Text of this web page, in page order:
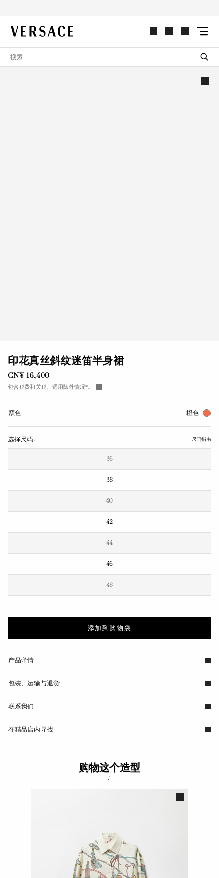
VERSACE | 主页
印花真丝斜纹迷笛半身裙
CN¥ 16,400
包含税费和关税。适用除外情况*。
颜色: 橙色
选择尺码: 尺码指南
36
38
40
42
44
46
48
添加到购物袋
产品详情
包装、运输与退货
联系我们
在精品店内寻找
购物这个造型
/